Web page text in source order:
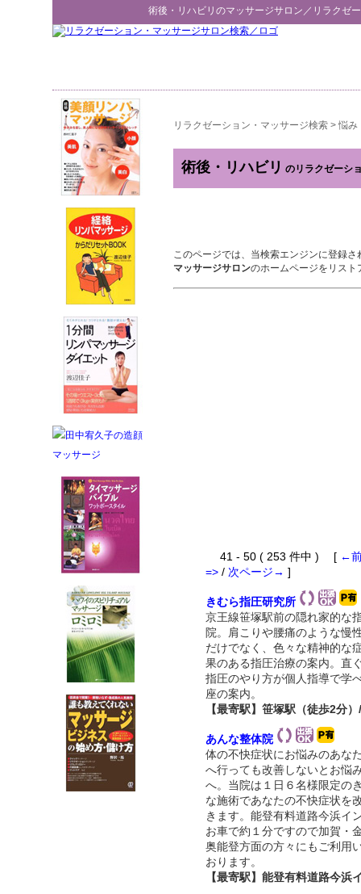
術後・リハビリ のマッサージサロン／ リラクゼ
リラクゼーション・マッサージ検索 > 悩み
術後・リハビリ のリラクゼーシ
このページでは、当検索エンジンに登録さ
マッサージサロンのホームページをリスト
41 - 50 ( 253 件中 ) [ ←
=> / 次ページ→ ]
きむら指圧研究所
京王線笹塚駅前の隠れ家的な
院。肩こりや腰痛のような慢
だけでなく、色々な精神的な
果のある指圧治療の案内。直
指圧のやり方が個人指導で学
座の案内。
【最寄駅】笹塚駅（徒歩2分
あんな整体院
体の不快症状にお悩みのあな
へ行っても改善しないとお悩
へ。当院は１日６名様限定の
な施術であなたの不快症状を
きます。能登有料道路今浜イ
お車で約１分ですので加賀・
奥能登方面の方々にもご利用
おります。
【最寄駅】能登有料道路今浜